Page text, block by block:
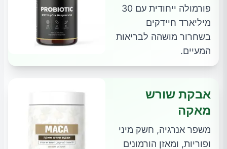
פורמולה ייחודית עם 30
מיליארד חיידקים
בשחרור מושהה לבריאות
המעיים.
אבקת שורש
מאקה
משפר אנרגיה, חשק מיני
ופוריות, ומאזן הורמונים